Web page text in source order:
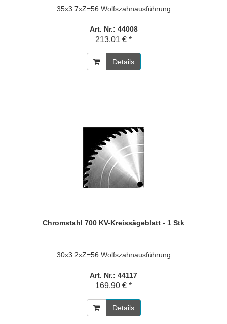
35x3.7xZ=56 Wolfszahnausführung
Art. Nr.: 44008
213,01 € *
Details
Chromstahl 700 KV-Kreissägeblatt - 1 Stk
30x3.2xZ=56 Wolfszahnausführung
Art. Nr.: 44117
169,90 € *
Details